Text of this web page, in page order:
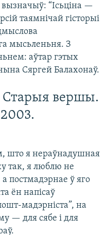
вызначыў: “Ісьціна —
таямнічай гісторыі
мысьленьня. З
аўтар гэтых
Сяргей Балахонаў.
Старыя вершы.
што я нераўнадушная
так, я люблю не
постмадэрнае ў яго
ён напісаў
мадэрніста”, на
— для сябе і для